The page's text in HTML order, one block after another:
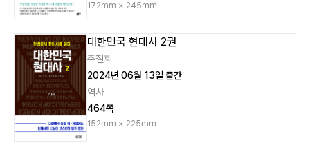
172mm × 245mm
대한민국 현대사 2권
주철희
2024년 06월 13일 출간
역사
464쪽
152mm × 225mm